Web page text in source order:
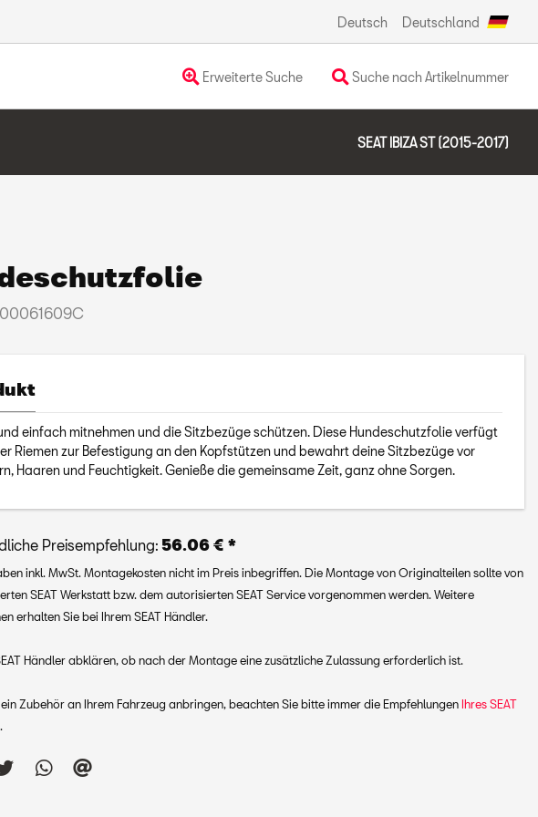
Deutsch Deutschland
Erweiterte Suche Suche nach Artikelnummer
SEAT IBIZA ST (2015-2017)
einfach mitnehmen und die Sitzbezüge schützen. Diese Hundeschutzfolie verfügt
Riemen zur Befestigung an den Kopfstützen und bewahrt deine Sitzbezüge vor
Haaren und Feuchtigkeit. Genieße die gemeinsame Zeit, ganz ohne Sorgen.
Preisempfehlung: 56.06 € *
inkl. MwSt. Montagekosten nicht im Preis inbegriffen. Die Montage von Originalteilen sollte von
SEAT Werkstatt bzw. dem autorisierten SEAT Service vorgenommen werden. Weitere
erhalten Sie bei Ihrem SEAT Händler.
Händler abklären, ob nach der Montage eine zusätzliche Zulassung erforderlich ist.
Zubehör an Ihrem Fahrzeug anbringen, beachten Sie bitte immer die EmpfehlungenIhres SEAT
.